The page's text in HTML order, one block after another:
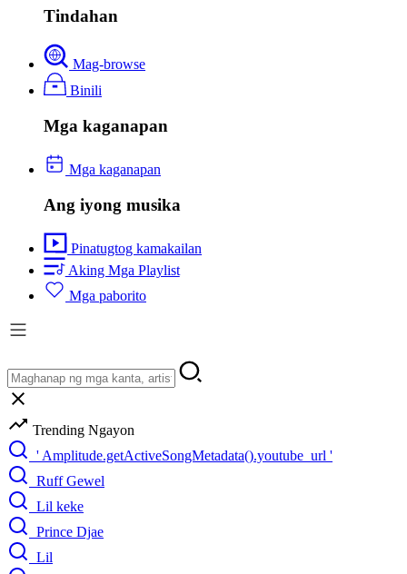
Tindahan
Mag-browse
Binili
Mga kaganapan
Mga kaganapan
Ang iyong musika
Pinatugtog kamakailan
Aking Mga Playlist
Mga paborito
Trending Ngayon
' Amplitude.getActiveSongMetadata().youtube_url '
Ruff Gewel
Lil keke
Prince Djae
Lil